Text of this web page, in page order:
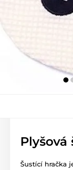
Plyšová
Šustící hračka